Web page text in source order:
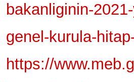
bakanliginin-
genel-kurula-
https://